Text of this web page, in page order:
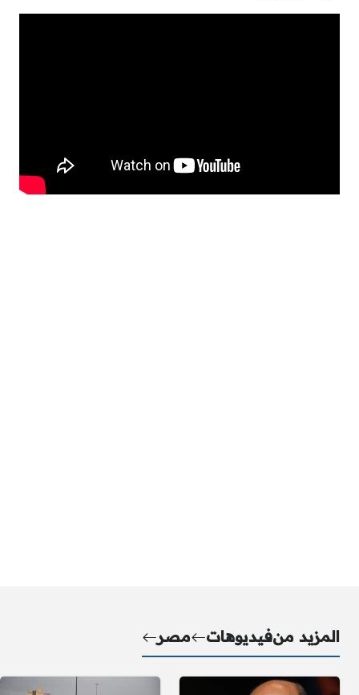
المزيد منفيديوهات مصر